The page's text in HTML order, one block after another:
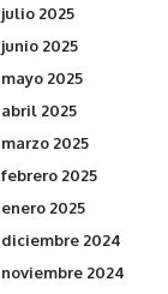
julio 2025
junio 2025
mayo 2025
abril 2025
marzo 2025
febrero 2025
enero 2025
diciembre 2024
noviembre 2024